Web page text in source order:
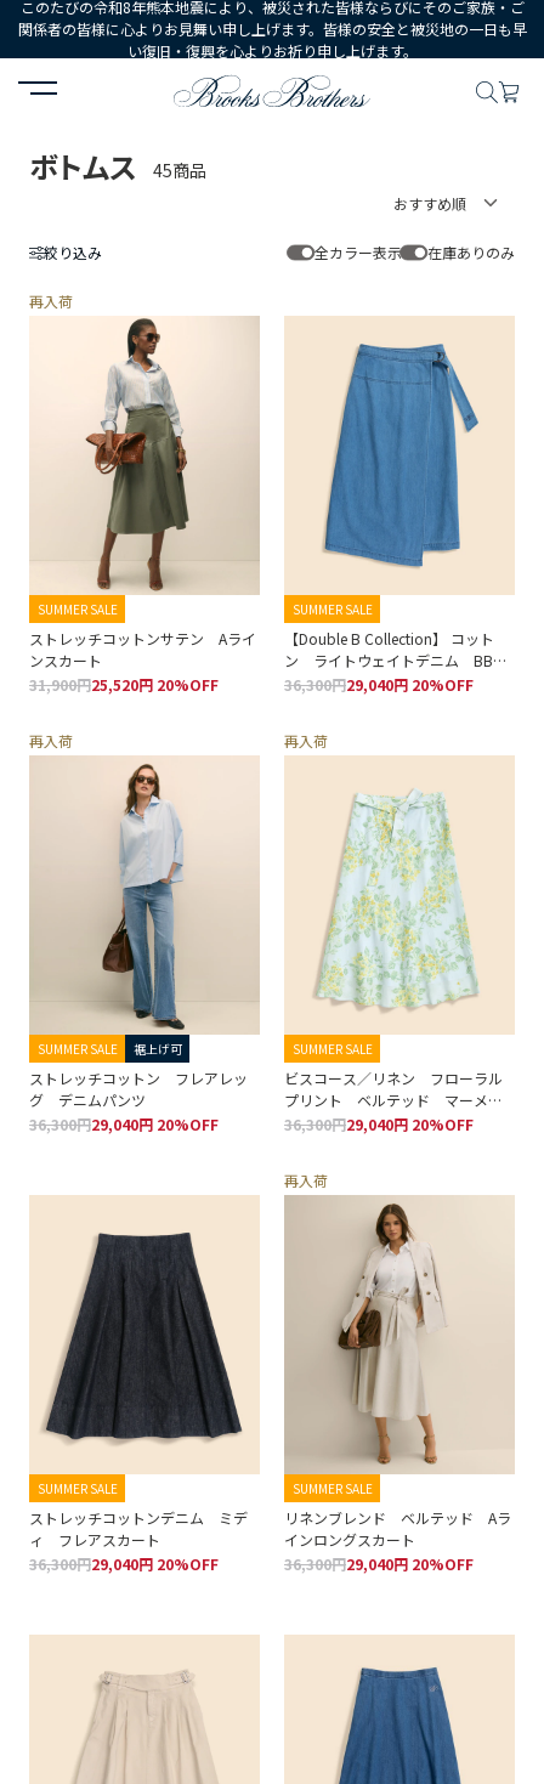
このたびの令和8年熊本地震により、被災された皆様ならびにそのご家族・ご
関係者の皆様に心よりお見舞い申し上げます。皆様の安全と被災地の一日も早
い復旧・復興を心よりお祈り申し上げます。
HOME ウェア ボトムス
ボトムス 45商品
絞り込み 全カラー表示 在庫ありのみ
再入荷
SUMMER SALE
ストレッチコットンサテン Aライ
ンスカート
31,900円25,520円 20%OFF
SUMMER SALE
【Double B Collection】 コット
ン ライトウェイトデニム BBロ
ゴ フェイクラップスカート
36,300円29,040円 20%OFF
再入荷
SUMMER SALE 裾上げ可
ストレッチコットン フレアレッ
グ デニムパンツ
36,300円29,040円 20%OFF
再入荷
SUMMER SALE
ビスコース／リネン フローラル
プリント ベルテッド マーメイ
ドライン ミディスカート
36,300円29,040円 20%OFF
SUMMER SALE
ストレッチコットンデニム ミデ
ィ フレアスカート
36,300円29,040円 20%OFF
再入荷
SUMMER SALE
リネンブレンド ベルテッド Aラ
インロングスカート
36,300円29,040円 20%OFF